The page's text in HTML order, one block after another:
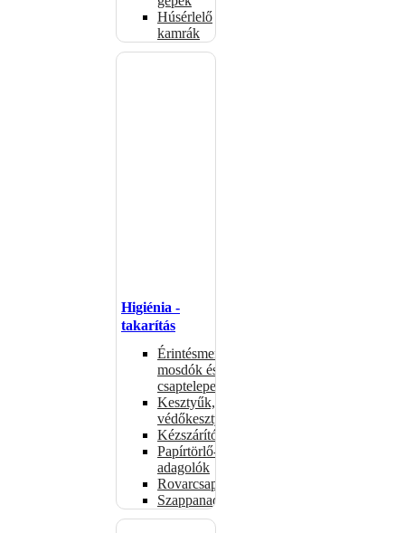
Húsérlelő
kamrák
Higiénia -
takarítás
Érintésmentes
mosdók és
csaptelepek
Kesztyűk,
védőkesztyűk
Kézszárítók
Papírtörlő-
adagolók
Rovarcsapdák
Szappanadagolók